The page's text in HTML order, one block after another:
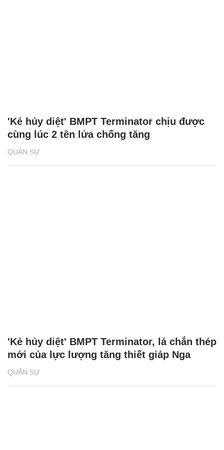
QUÂN SỰ
'Kẻ hủy diệt' BMPT Terminator chịu được
cùng lúc 2 tên lửa chống tăng
QUÂN SỰ
'Kẻ hủy diệt' BMPT Terminator, lá chắn thép
mới của lực lượng tăng thiết giáp Nga